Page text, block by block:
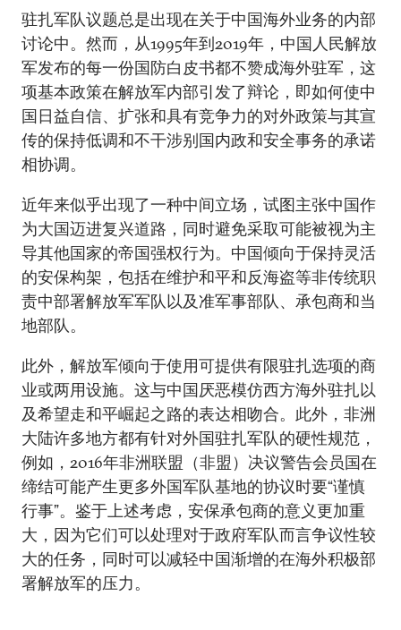
驻扎军队议题总是出现在关于中国海外业务的内部
讨论中。然而，从1995年到2019年，中国人民解放
军发布的每一份国防白皮书都不赞成海外驻军，这
项基本政策在解放军内部引发了辩论，即如何使中
国日益自信、扩张和具有竞争力的对外政策与其宣
传的保持低调和不干涉别国内政和安全事务的承诺
相协调。
近年来似乎出现了一种中间立场，试图主张中国作
为大国迈进复兴道路，同时避免采取可能被视为主
导其他国家的帝国强权行为。中国倾向于保持灵活
的安保构架，包括在维护和平和反海盗等非传统职
责中部署解放军军队以及准军事部队、承包商和当
地部队。
此外，解放军倾向于使用可提供有限驻扎选项的商
业或两用设施。这与中国厌恶模仿西方海外驻扎以
及希望走和平崛起之路的表达相吻合。此外，非洲
大陆许多地方都有针对外国驻扎军队的硬性规范，
例如，2016年非洲联盟（非盟）决议警告会员国在
缔结可能产生更多外国军队基地的协议时要“谨慎
行事”。鉴于上述考虑，安保承包商的意义更加重
大，因为它们可以处理对于政府军队而言争议性较
大的任务，同时可以减轻中国渐增的在海外积极部
署解放军的压力。